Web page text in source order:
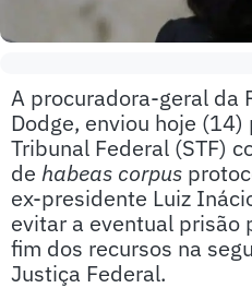
A procuradora-geral da
Dodge, enviou hoje
Tribunal Federal (STF)
de habeas corpus
ex-presidente Luiz
evitar a eventual prisão
fim dos recursos na
Justiça Federal.